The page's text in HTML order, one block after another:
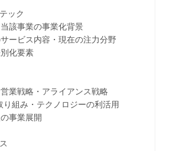
ック
事業の事業化背景
ビス内容・現在の注力分野
化要素
戦略・アライアンス戦略
組み・テクノロジーの利活用
事業展開